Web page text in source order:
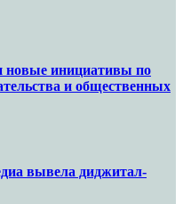
новые инициативы по
и общественных
вывела диджитал-